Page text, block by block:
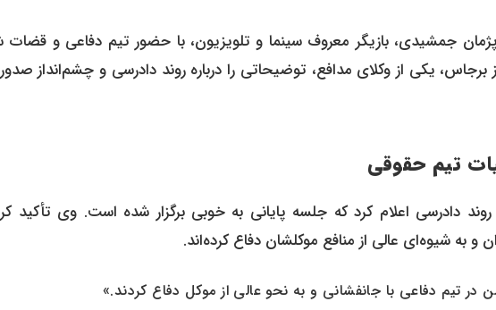
جمشیدی، بازیگر معروف سینما و تلویزیون، با حضور تیم دفاعی و قضات
یکی از وکلای مدافع، توضیحاتی را درباره روند دادرسی و چشم‌انداز
تیم حقوقی
روند دادرسی اعلام کرد که جلسه پایانی به خوبی برگزار شده است. وی تأکید
به شیوه‌ای عالی از منافع موکلشان دفاع کرده‌اند.
در تیم دفاعی با جانفشانی و به نحو عالی از موکل دفاع کردند.»